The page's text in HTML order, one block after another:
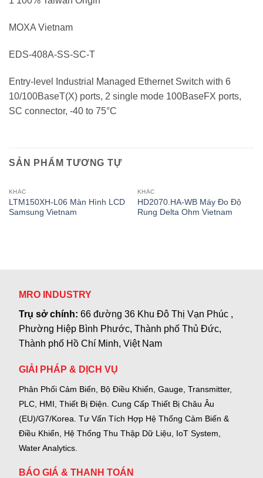
MOXA Vietnam
EDS-408A-SS-SC-T
Entry-level Industrial Managed Ethernet Switch with 6
10/100BaseT(X) ports, 2 single mode 100BaseFX ports,
SC connector, -40 to 75°C
SẢN PHẨM TƯƠNG TỰ
KHÁC
LTM150XH-L06 Màn Hình LCD
Samsung Vietnam
KHÁC
HD2070.HA-WB Máy Đo Độ
Rung Delta Ohm Vietnam
MRO INDUSTRY
Trụ sở chính:66 đường 36 Khu Đô Thị Vạn Phúc ,
Phường Hiệp Bình Phước, Thành phố Thủ Đức,
Thành phố Hồ Chí Minh, Việt Nam
GIẢI PHÁP & DỊCH VỤ
Phân Phối Cảm Biến, Bộ Điều Khiển, Gauge, Transmitter,
PLC, HMI, Thiết Bị Điện. Cung Cấp Thiết Bị Châu Âu
(EU)/G7/Korea. Tư Vấn Tích Hợp Hệ Thống Cảm Biến &
Điều Khiển, Hệ Thống Thu Thập Dữ Liệu, IoT System,
Water Analytics.
BÁO GIÁ & THANH TOÁN